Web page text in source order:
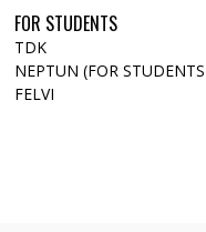
FOR STUDENTS
TDK
NEPTUN (FOR
FELVI